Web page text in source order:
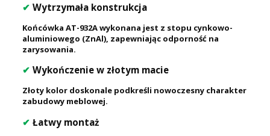
✔ Wytrzymała konstrukcja
Końcówka AT-932A wykonana jest z stopu cynkowo-
aluminiowego (ZnAl), zapewniając odporność na
zarysowania.
✔ Wykończenie w złotym macie
Złoty kolor doskonale podkreśli nowoczesny charakter
zabudowy meblowej.
✔ Łatwy montaż